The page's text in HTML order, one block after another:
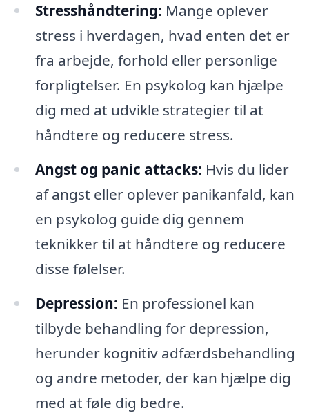
Stresshåndtering: Mange oplever
stress i hverdagen, hvad enten det er
fra arbejde, forhold eller personlige
forpligtelser. En psykolog kan hjælpe
dig med at udvikle strategier til at
håndtere og reducere stress.
Angst og panic attacks: Hvis du lider
af angst eller oplever panikanfald, kan
en psykolog guide dig gennem
teknikker til at håndtere og reducere
disse følelser.
Depression: En professionel kan
tilbyde behandling for depression,
herunder kognitiv adfærdsbehandling
og andre metoder, der kan hjælpe dig
med at føle dig bedre.